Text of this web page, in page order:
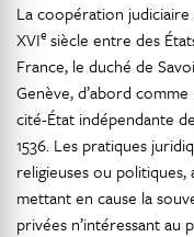
La coopération
XVIe siècle entre des
France, le duché de
Genève, d’abord
cité-État indépendante
1536. Les pratiques
religieuses ou
mettant en cause la
privées n’intéressant